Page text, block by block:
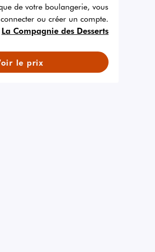
de votre boulangerie, vous
ou créer un compte.
La Compagnie des Desserts
le prix